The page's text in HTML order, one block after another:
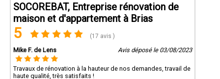
SOCOREBAT, Entreprise rénovation de
maison et d'appartement à Brias
5 (17 avis )
Mike F. de Lens Avis déposé le 03/08/2023
Travaux de rénovation à la hauteur de nos demandes, travail de
haute qualité, très satisfaits !